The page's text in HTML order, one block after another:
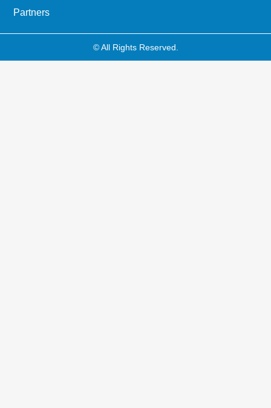
Partners
© All Rights Reserved.